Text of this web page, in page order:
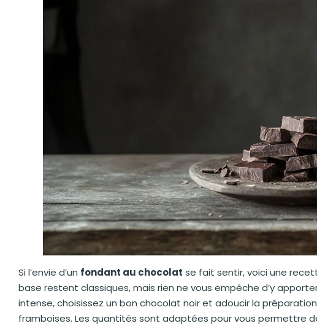
Si l’envie d’un fondant au chocolat se fait sentir, voici une
base restent classiques, mais rien ne vous empêche d’y
intense, choisissez un bon chocolat noir et adoucir la
framboises. Les quantités sont adaptées pour vous permettre